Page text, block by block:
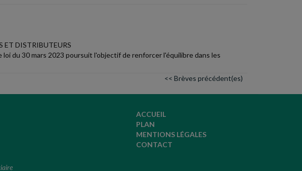
ET DISTRIBUTEURS
loi du 30 mars 2023 poursuit l'objectif de renforcer l'équilibre dans les
<< Brèves précédent(es)
ACCUEIL
PLAN
MENTIONS LÉGALES
CONTACT